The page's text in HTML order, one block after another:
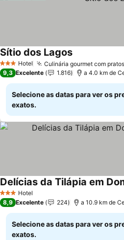
3 EstrelasHotel Culinária gourmet com
Sítio dos Lagos
9,3 Excelente 1.816 a 4.0 km de
Selecione as datas para ver os
exatos.
3 EstrelasHotel
Delícias da Tilápia em
8,9 Excelente 224 a 10.9 km de
Selecione as datas para ver os
exatos.